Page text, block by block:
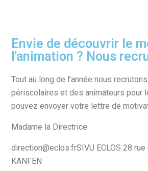
Envie de découvrir le
l'animation ? Nous
Tout au long de l’année nous
périscolaires et des animateurs pour
pouvez envoyer votre lettre de
Madame la Directrice
direction@eclos.frSIVU ECLOS 28 rue
KANFEN